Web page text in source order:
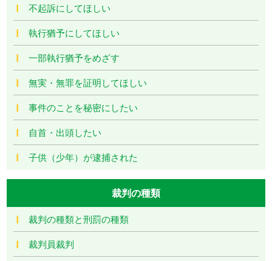
不起訴にしてほしい
執行猶予にしてほしい
一部執行猶予をめざす
無実・無罪を証明してほしい
事件のことを秘密にしたい
自首・出頭したい
子供（少年）が逮捕された
裁判の種類
裁判の種類と刑罰の種類
裁判員裁判